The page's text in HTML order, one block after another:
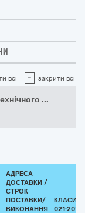
всі - закрити всі
...
АДРЕСА
ДОСТАВКИ /
СТРОК
ПОСТАВКИ/
ВИКОНАННЯ
021:2015